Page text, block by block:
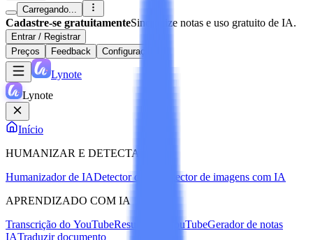
Carregando...
Cadastre-se gratuitamenteSincronize notas e uso gratuito de IA.
Entrar / Registrar
Preços
Feedback Configurações
Lynote
Lynote
Início
HUMANIZAR E DETECTAR IA
Humanizador de IADetector de IA
Detector de imagens com IA
APRENDIZADO COM IA
Transcrição do YouTubeResumo do YouTubeGerador de notas
IATraduzir documento